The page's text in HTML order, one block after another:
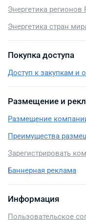
Энергетика регионов
Энергетика стран
Покупка доступа
Доступ к закупкам и
Размещение и
Размещение
Преимущества
Зарегистрировать
Баннерная реклама
Информация
Пользовательское